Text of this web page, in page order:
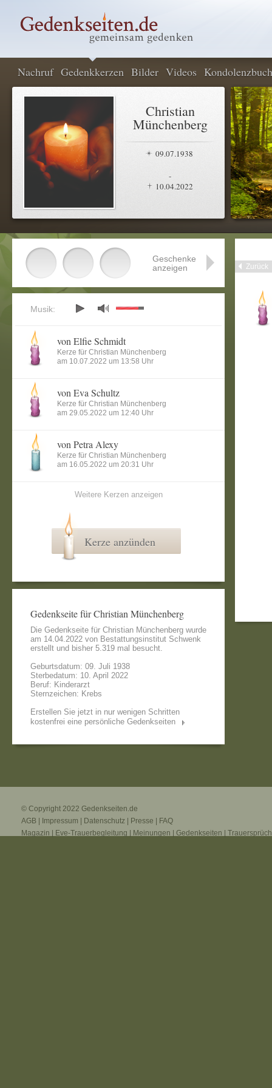
Nachruf Gedenkkerzen Bilder Videos Kondolenzbuch
Christian
Münchenberg
09.07.1938
-
10.04.2022
Zurück
Geschenke
anzeigen
Musik:
von Elfie Schmidt
Kerze für Christian Münchenberg
am 10.07.2022 um 13:58 Uhr
von Eva Schultz
Kerze für Christian Münchenberg
am 29.05.2022 um 12:40 Uhr
von Petra Alexy
Kerze für Christian Münchenberg
am 16.05.2022 um 20:31 Uhr
Weitere Kerzen anzeigen
Kerze anzünden
Gedenkseite für Christian Münchenberg
Die Gedenkseite für Christian Münchenberg wurde
am 14.04.2022 von Bestattungsinstitut Schwenk
erstellt und bisher 5.319 mal besucht.
Geburtsdatum: 09. Juli 1938
Sterbedatum: 10. April 2022
Beruf: Kinderarzt
Sternzeichen: Krebs
Erstellen Sie jetzt in nur wenigen Schritten
kostenfrei eine persönliche Gedenkseiten
© Copyright 2022 Gedenkseiten.de
AGB
Impressum Datenschutz Presse
FAQ
Magazin
Eve-Trauerbegleitung Meinungen Gedenkseiten